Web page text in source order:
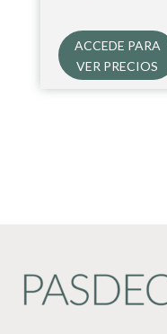
ACCEDE PARA
VER PRECIOS